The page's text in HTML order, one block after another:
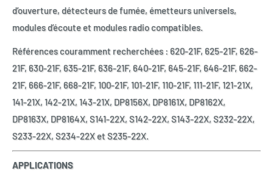
d’ouverture, détecteurs de fumée, émetteurs universels,
modules d’écoute et modules radio compatibles.
Références couramment recherchées : 620-21F, 625-21F, 626-
21F, 630-21F, 635-21F, 636-21F, 640-21F, 645-21F, 646-21F, 662-
21F, 666-21F, 668-21F, 100-21F, 101-21F, 110-21F, 111-21F, 121-21X,
141-21X, 142-21X, 143-21X, DP8156X, DP8161X, DP8162X,
DP8163X, DP8164X, S141-22X, S142-22X, S143-22X, S232-22X,
S233-22X, S234-22X et S235-22X.
APPLICATIONS